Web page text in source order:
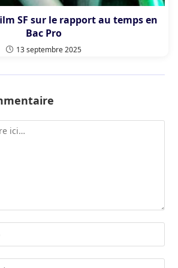
SF sur le rapport au temps en
Bac Pro
13 septembre 2025